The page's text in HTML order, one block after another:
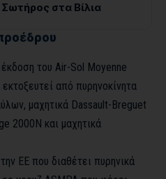
στα Βίλια
του Air-Sol Moyenne
από πυρηνοκίνητα
μαχητικά Dassault-Breguet
2000N και μαχητικά
ΕΕ που διαθέτει πυρηνικά